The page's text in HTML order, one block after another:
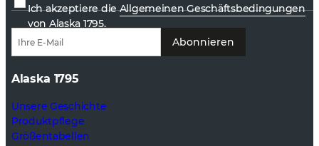
Ich akzeptiere dieAllgemeinen Geschäftsbedingungen
von Alaska 1795.
Abonnieren
Alaska 1795
Unsere Geschichte
Produktpflege
Größentabellen